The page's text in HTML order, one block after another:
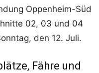
Oppenheim-Süd
02, 03 und 04
den 12. Juli.
Fähre und